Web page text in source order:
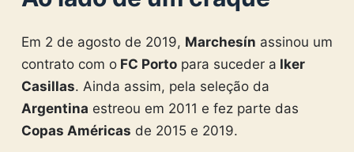
Em 2 de agosto de 2019, Marchesín assinou um
contrato com oFC Portopara suceder a Iker
Casillas. Ainda assim, pela seleção da
Argentina estreou em 2011 e fez parte das
Copas Américas de 2015 e 2019.